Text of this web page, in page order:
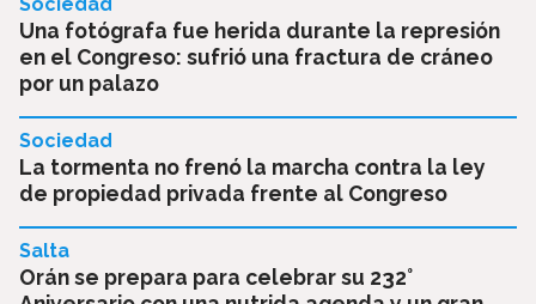
Una fotógrafa fue herida durante la represión
en el Congreso: sufrió una fractura de cráneo
por un palazo
La tormenta no frenó la marcha contra la ley
de propiedad privada frente al Congreso
Sociedad
Orán se prepara para celebrar su 232°
Salta